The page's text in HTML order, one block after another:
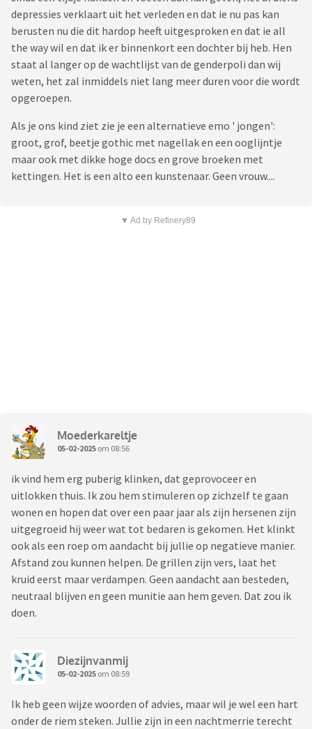
depressies verklaart uit het verleden en dat ie nu pas kan
berusten nu die dit hardop heeft uitgesproken en dat ie all
the way wil en dat ik er binnenkort een dochter bij heb. Hen
staat al langer op de wachtlijst van de genderpoli dan wij
weten, het zal inmiddels niet lang meer duren voor die wordt
opgeroepen.
Als je ons kind ziet zie je een alternatieve emo ' jongen':
groot, grof, beetje gothic met nagellak en een ooglijntje
maar ook met dikke hoge docs en grove broeken met
kettingen. Het is een alto een kunstenaar. Geen vrouw....
▼ Ad by Refinery89
Moederkareltje
05-02-2025 om 08:56
ik vind hem erg puberig klinken, dat geprovoceer en
uitlokken thuis. Ik zou hem stimuleren op zichzelf te gaan
wonen en hopen dat over een paar jaar als zijn hersenen zijn
uitgegroeid hij weer wat tot bedaren is gekomen. Het klinkt
ook als een roep om aandacht bij jullie op negatieve manier.
Afstand zou kunnen helpen. De grillen zijn vers, laat het
kruid eerst maar verdampen. Geen aandacht aan besteden,
neutraal blijven en geen munitie aan hem geven. Dat zou ik
doen.
Diezijnvanmij
05-02-2025 om 08:59
Ik heb geen wijze woorden of advies, maar wil je wel een hart
onder de riem steken. Jullie zijn in een nachtmerrie terecht